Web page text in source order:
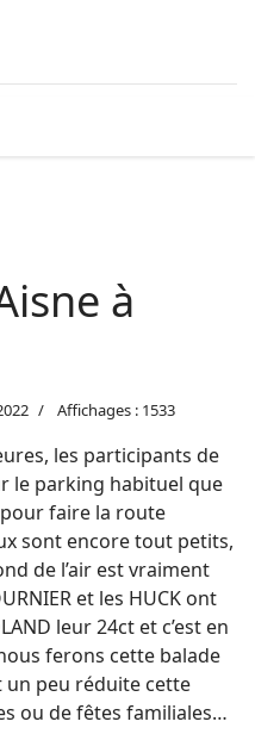
à
Affichages : 1533
les participants de
le parking habituel que
faire la route
sont encore tout petits,
de l’air est vraiment
et les HUCK ont
leur 24ct et c’est en
ferons cette balade
un peu réduite cette
ou de fêtes familiales…